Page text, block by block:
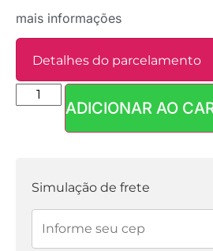
mais informações
Detalhes do parcelamento
Parcelas:ADICIONAR AO
Simulação de frete